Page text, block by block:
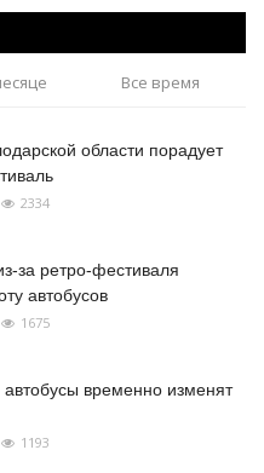
Все время
области порадует
2334
за ретро-фестиваля
автобусов
1675
временно изменят
1193